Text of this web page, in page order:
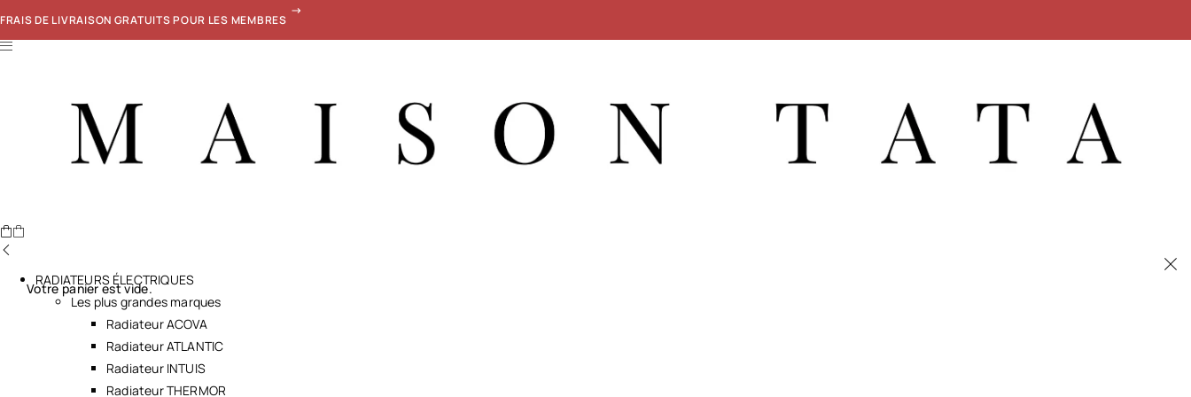
FRAIS DE LIVRAISON GRATUITS POUR LES MEMBRES
Votre panier est vide.
RADIATEURS ÉLECTRIQUES
Les plus grandes marques
Radiateur ACOVA
Radiateur ATLANTIC
Radiateur INTUIS
Radiateur THERMOR